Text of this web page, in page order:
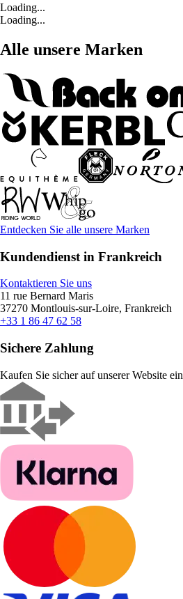
Loading...
Loading...
Alle unsere Marken
Entdecken Sie alle unsere Marken
Kundendienst in Frankreich
Kontaktieren Sie uns
11 rue Bernard Maris
37270 Montlouis-sur-Loire, Frankreich
+33 1 86 47 62 58
Sichere Zahlung
Kaufen Sie sicher auf unserer Website ein